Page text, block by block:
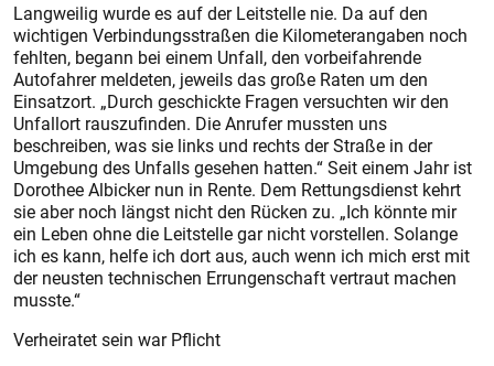
Langweilig wurde es auf der Leitstelle nie. Da auf den
wichtigen Verbindungsstraßen die Kilometerangaben noch
fehlten, begann bei einem Unfall, den vorbeifahrende
Autofahrer meldeten, jeweils das große Raten um den
Einsatzort. „Durch geschickte Fragen versuchten wir den
Unfallort rauszufinden. Die Anrufer mussten uns
beschreiben, was sie links und rechts der Straße in der
Umgebung des Unfalls gesehen hatten.“ Seit einem Jahr ist
Dorothee Albicker nun in Rente. Dem Rettungsdienst kehrt
sie aber noch längst nicht den Rücken zu. „Ich könnte mir
ein Leben ohne die Leitstelle gar nicht vorstellen. Solange
ich es kann, helfe ich dort aus, auch wenn ich mich erst mit
der neus­ten technischen Errungenschaft vertraut machen
musste.“
Verheiratet sein war Pflicht